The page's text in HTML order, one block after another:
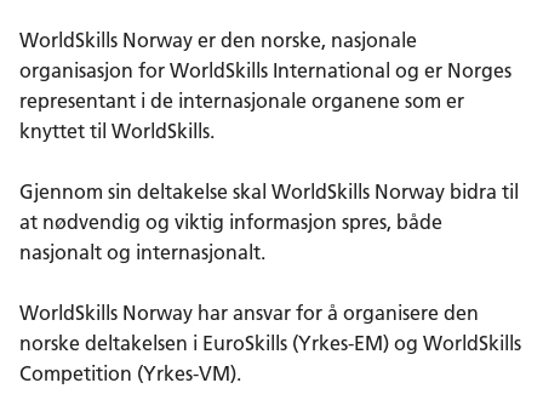
WorldSkills Norway er den norske, nasjonale
organisasjon for WorldSkills International og er Norges
representant i de internasjonale organene som er
knyttet til WorldSkills.
Gjennom sin deltakelse skal WorldSkills Norway bidra til
at nødvendig og viktig informasjon spres, både
nasjonalt og internasjonalt.
WorldSkills Norway har ansvar for å organisere den
norske deltakelsen i EuroSkills (Yrkes-EM) og WorldSkills
Competition (Yrkes-VM).